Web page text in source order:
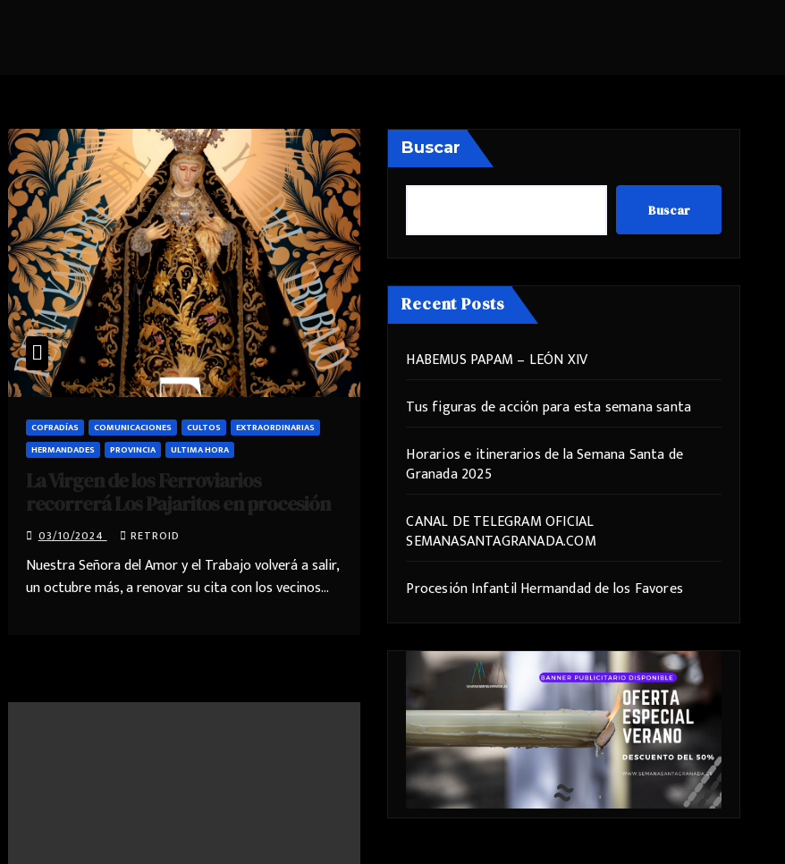
COFRADÍAS COMUNICACIONES CULTOS
EXTRAORDINARIAS
HERMANDADES
PROVINCIA ULTIMA HORA
La Virgen de los Ferroviarios
recorrerá Los Pajaritos en procesión
03/10/2024 RETROID
Nuestra Señora del Amor y el Trabajo volverá a salir,
un octubre más, a renovar su cita con los vecinos…
Buscar
Buscar
Recent Posts
HABEMUS PAPAM – LEÓN XIV
Tus figuras de acción para esta semana santa
Horarios e itinerarios de la Semana Santa de
Granada 2025
CANAL DE TELEGRAM OFICIAL
SEMANASANTAGRANADA.COM
Procesión Infantil Hermandad de los Favores